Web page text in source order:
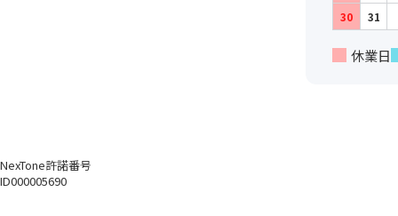
NexTone許諾番号
ID000005690
30
31
休業日